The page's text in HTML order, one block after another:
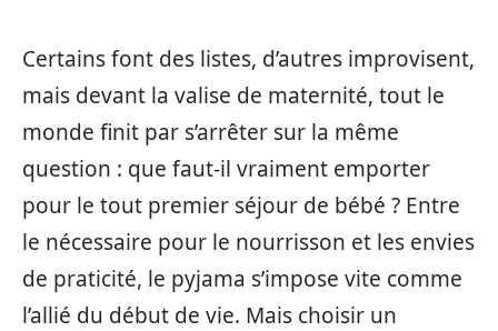
Certains font des listes, d’autres improvisent,
mais devant la valise de maternité, tout le
monde finit par s’arrêter sur la même
question : que faut-il vraiment emporter
pour le tout premier séjour de bébé ? Entre
le nécessaire pour le nourrisson et les envies
de praticité, le pyjama s’impose vite comme
l’allié du début de vie. Mais choisir un